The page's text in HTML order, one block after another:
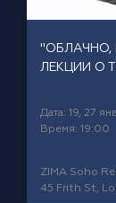
ЛЕКЦИИ О
Дата: 19, 27
Время: 19:00
ZIMA Soho
45 Frith St,